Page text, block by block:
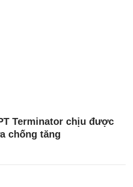
Terminator chịu được
chống tăng